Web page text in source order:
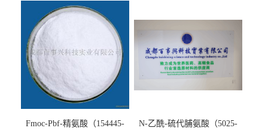
Fmoc-Pbf-精氨酸（154445-
N-乙酰-硫代脯氨酸（5025-